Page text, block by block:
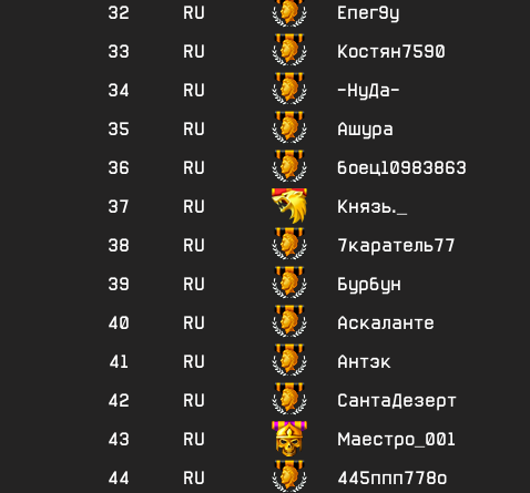
32
RU Епег9у
33
RU Костян7590
34
RU -НуДа-
35
RU Ашура
36
RU боец10983863
37
RU Князь._
38
RU 7каратель77
39
RU Бурбун
40
RU Аскаланте
41
RU Антэк
42
RU СантаДезерт
43
RU Маестро_001
44
RU 445ппп778о